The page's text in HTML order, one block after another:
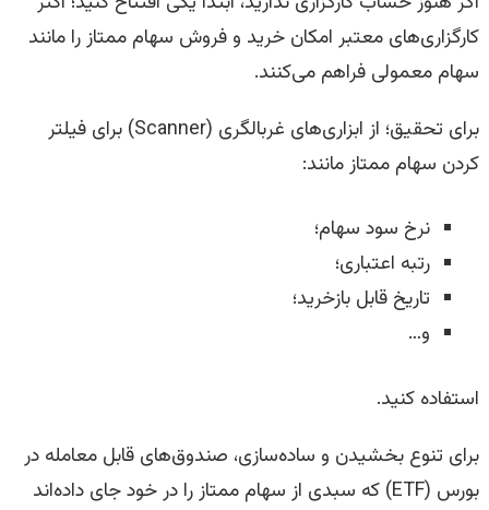
کارگزاری‌های معتبر امکان خرید و فروش سهام ممتاز را مانند
سهام معمولی فراهم می‌کنند.
برای تحقیق؛ از ابزاری‌های غربالگری (Scanner) برای فیلتر
کردن سهام ممتاز مانند:
نرخ سود سهام؛
رتبه اعتباری؛
تاریخ قابل بازخرید؛
و…
استفاده کنید.
برای تنوع بخشیدن و ساده‌سازی، صندوق‌های قابل معامله در
بورس (ETF) که سبدی از سهام ممتاز را در خود جای داده‌اند